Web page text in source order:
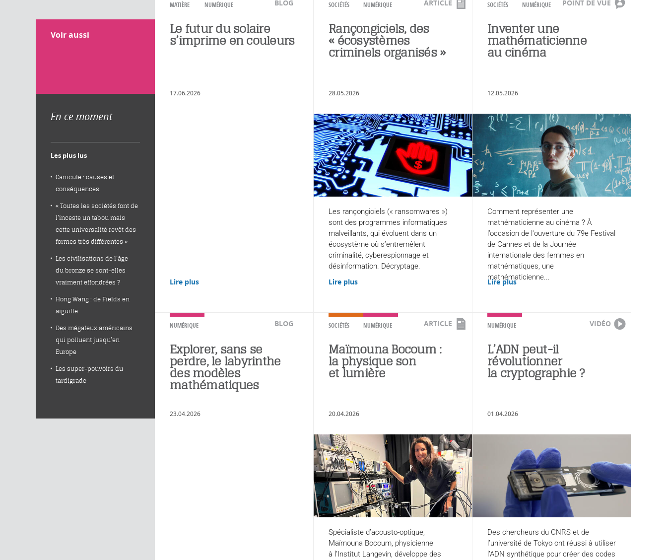
Voir aussi
MATIÈRE NUMÉRIQUE BLOG
Le futur du solaire
s’imprime en couleurs
17.06.2026
Lire plus
SOCIÉTÉS NUMÉRIQUE ARTICLE
Rançongiciels, des
« écosystèmes
criminels organisés »
28.05.2026
Les rançongiciels (« ransomwares »)
sont des programmes informatiques
malveillants, qui évoluent dans un
écosystème où s’entremêlent
criminalité, cyberespionnage et
désinformation. Décryptage.
Lire plus
SOCIÉTÉS NUMÉRIQUE POINT DE VUE
Inventer une
mathématicienne
au cinéma
12.05.2026
Comment représenter une
mathématicienne au cinéma ? À
l’occasion de l'ouverture du 79e Festival
de Cannes et de la Journée
internationale des femmes en
mathématiques, une
mathématicienne...
Lire plus
NUMÉRIQUE BLOG
Explorer, sans se
perdre, le labyrinthe
des modèles
mathématiques
23.04.2026
SOCIÉTÉS NUMÉRIQUE ARTICLE
Maïmouna Bocoum :
la physique son
et lumière
20.04.2026
Spécialiste d’acousto-optique,
Maïmouna Bocoum, physicienne
à l’Institut Langevin, développe des
NUMÉRIQUE VIDÉO
L’ADN peut-il
révolutionner
la cryptographie ?
01.04.2026
Des chercheurs du CNRS et de
l’université de Tokyo ont réussi à utiliser
l’ADN synthétique pour créer des codes
En ce moment
Les plus lus
Canicule : causes et
conséquences
« Toutes les sociétés font de
l’inceste un tabou mais
cette universalité revêt des
formes très différentes »
Les civilisations de l’âge
du bronze se sont-elles
vraiment effondrées ?
Hong Wang : de Fields en
aiguille
Des mégafeux américains
qui polluent jusqu’en
Europe
Les super-pouvoirs du
tardigrade